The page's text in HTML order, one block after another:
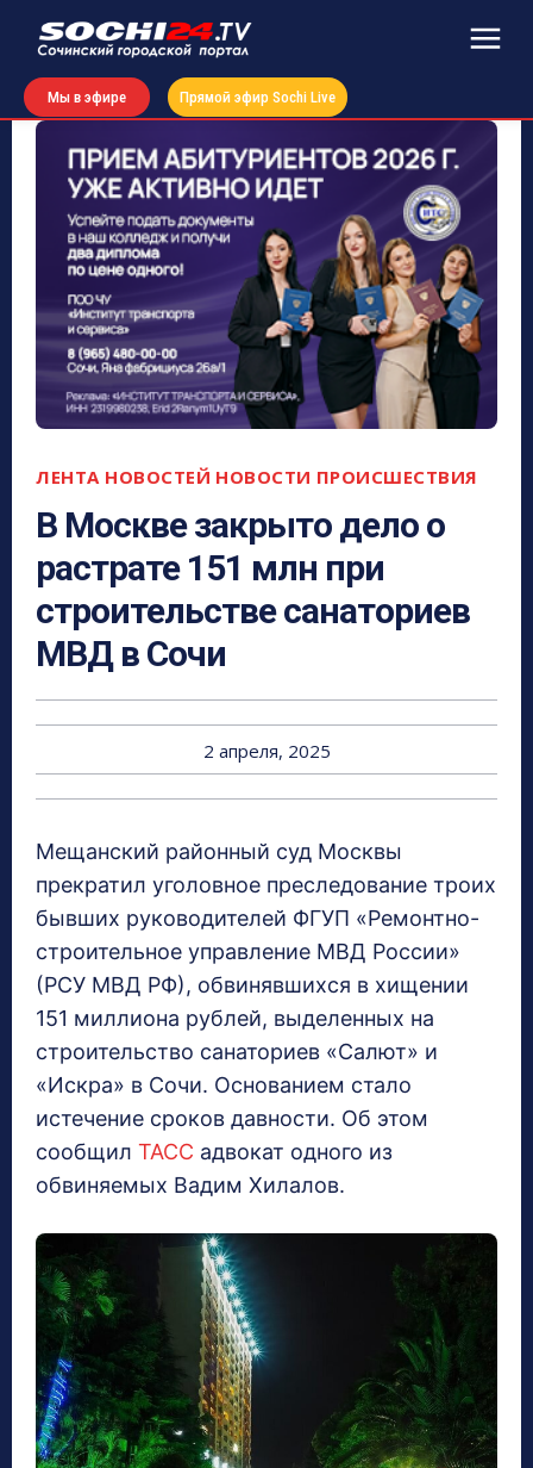
Мы в эфире Прямой эфир Sochi Live
ЛЕНТА НОВОСТЕЙ НОВОСТИ ПРОИСШЕСТВИЯ
В Москве закрыто дело о
растрате 151 млн при
строительстве санаториев
МВД в Сочи
2 апреля, 2025
Мещанский районный суд Москвы
прекратил уголовное преследование троих
бывших руководителей ФГУП «Ремонтно-
строительное управление МВД России»
(РСУ МВД РФ), обвинявшихся в хищении
151 миллиона рублей, выделенных на
строительство санаториев «Салют» и
«Искра» в Сочи. Основанием стало
истечение сроков давности. Об этом
сообщил ТАСС адвокат одного из
обвиняемых Вадим Хилалов.